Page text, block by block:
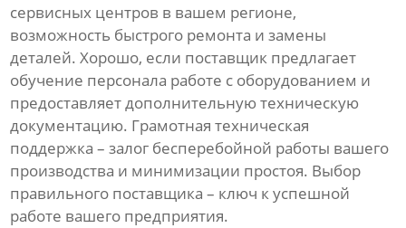
сервисных центров в вашем регионе,
возможность быстрого ремонта и замены
деталей. Хорошо, если поставщик предлагает
обучение персонала работе с оборудованием и
предоставляет дополнительную техническую
документацию. Грамотная техническая
поддержка – залог бесперебойной работы вашего
производства и минимизации простоя. Выбор
правильного поставщика – ключ к успешной
работе вашего предприятия.